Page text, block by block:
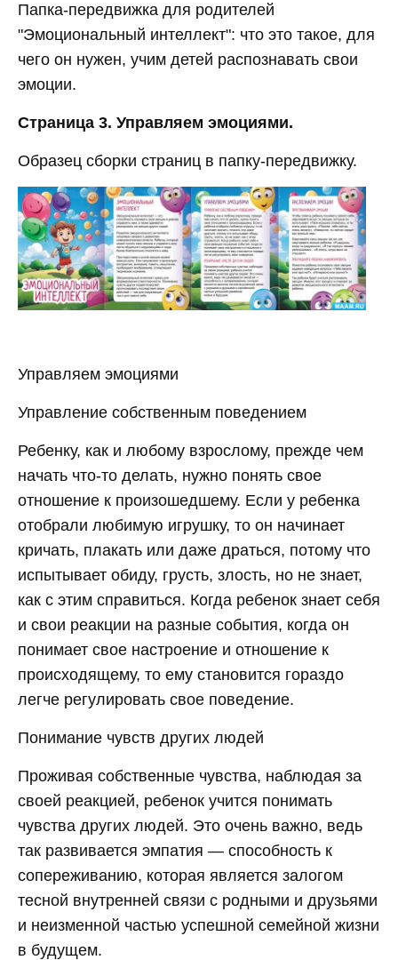
Папка-передвижка для родителей
"Эмоциональный интеллект": что это такое, для
чего он нужен, учим детей распознавать свои
эмоции.
Страница 3. Управляем эмоциями.
Образец сборки страниц в папку-передвижку.
Управляем эмоциями
Управление собственным поведением
Ребенку, как и любому взрослому, прежде чем
начать что-то делать, нужно понять свое
отношение к произошедшему. Если у ребенка
отобрали любимую игрушку, то он начинает
кричать, плакать или даже драться, потому что
испытывает обиду, грусть, злость, но не знает,
как с этим справиться. Когда ребенок знает себя
и свои реакции на разные события, когда он
понимает свое настроение и отношение к
происходящему, то ему становится гораздо
легче регулировать свое поведение.
Понимание чувств других людей
Проживая собственные чувства, наблюдая за
своей реакцией, ребенок учится понимать
чувства других людей. Это очень важно, ведь
так развивается эмпатия — способность к
сопереживанию, которая является залогом
тесной внутренней связи с родными и друзьями
и неизменной частью успешной семейной жизни
в будущем.